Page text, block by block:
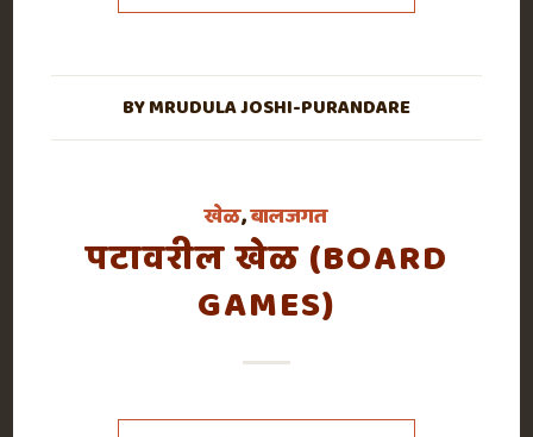
BYMRUDULA JOSHI-PURANDARE
खेळ,बालजगत
पटावरील खेळ (BOARD
GAMES)